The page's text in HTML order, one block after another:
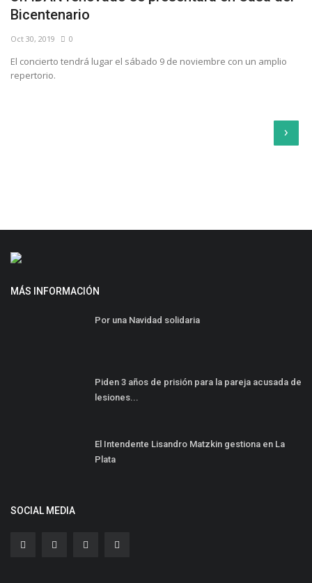
Bicentenario
Oct 30, 2019 0
El concierto tendrá lugar el sábado 9 de noviembre con un amplio
repertorio.
›
MÁS INFORMACIÓN
Por una Navidad solidaria
Piden 3 años de prisión para la pareja acusada de
lesiones...
El Intendente Lisandro Matzkin gestiona en La
Plata
SOCIAL MEDIA